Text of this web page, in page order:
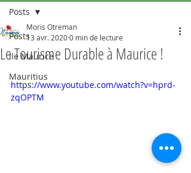
Posts
Ile Maurice
Mauritius
Posts
Le Tourisme Durable à Maurice !
Moris Otreman
13 avr. 20200 min de lecture
https://www.youtube.com/watch?v=hprd-
zqOPTM